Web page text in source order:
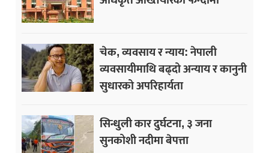
चेक, व्यवसाय र न्याय: नेपाली
व्यवसायीमाथि बढ्दो अन्याय र कानुनी
सुधारको अपरिहार्यता
सिन्धुली कार दुर्घटना, ३ जना
सुनकोशी नदीमा बेपत्ता